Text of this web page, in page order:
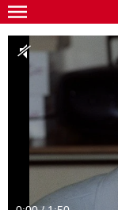
Skip
to
main
content
Gwiazdy
Ludzie
Uroda
Styl życia
Kultura